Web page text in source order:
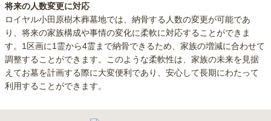
将来の人数変更に対応
ロイヤル小田原樹木葬墓地では、納骨する人数の変更が可能であ
り、将来の家族構成や事情の変化に柔軟に対応することができま
す。1区画に1霊から4霊まで納骨できるため、家族の増減に合わせて
調整することができます。このような柔軟性は、家族の未来を見据
えてお墓を計画する際に大変便利であり、安心して長期にわたって
利用することができます。